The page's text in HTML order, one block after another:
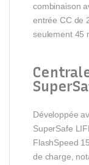
combinaison
entrée CC de
seulement 45
Développée
SuperSafe
FlashSpeed
de charge,